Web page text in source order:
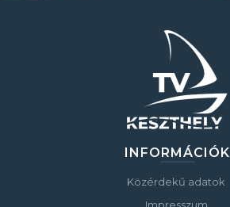
INFORMÁCIÓK
Közérdekű adatok